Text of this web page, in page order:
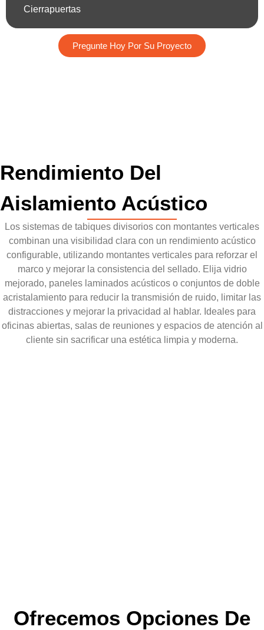
Cierrapuertas
Pregunte Hoy Por Su Proyecto
Rendimiento Del
Aislamiento Acústico
Los sistemas de tabiques divisorios con montantes verticales
combinan una visibilidad clara con un rendimiento acústico
configurable, utilizando montantes verticales para reforzar el
marco y mejorar la consistencia del sellado. Elija vidrio
mejorado, paneles laminados acústicos o conjuntos de doble
acristalamiento para reducir la transmisión de ruido, limitar las
distracciones y mejorar la privacidad al hablar. Ideales para
oficinas abiertas, salas de reuniones y espacios de atención al
cliente sin sacrificar una estética limpia y moderna.
Ofrecemos Opciones De